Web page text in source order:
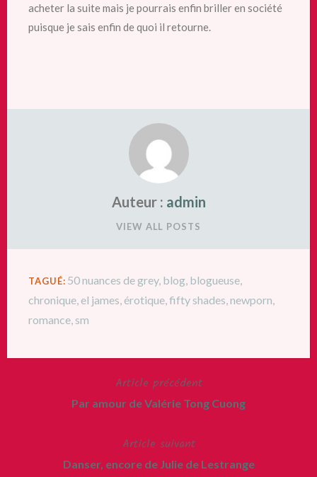
acheter la suite mais je pourrais enfin briller en société
puisque je sais enfin de quoi il retourne.
Auteur : admin
VIEW ALL POSTS
TAGUÉ: 50 nuances de grey, blog blogueuse
chronique el james érotique fifty shades newporn
romance sm
Article précédent
Par amour de Valérie Tong Cuong
Article suivant
Danser, encore de Julie de Lestrange